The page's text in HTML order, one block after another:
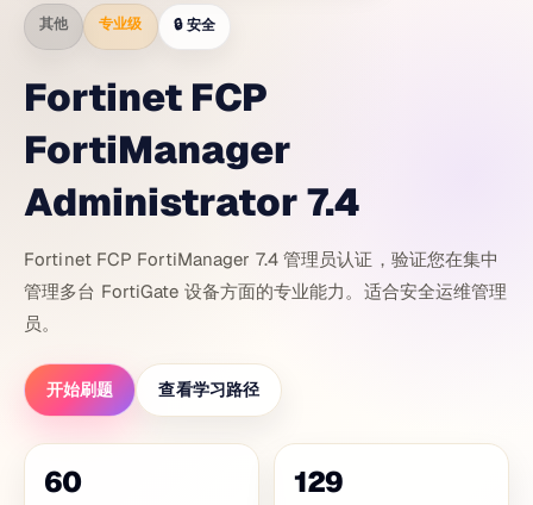
其他 专业级 🔒 安全
Fortinet FCP
FortiManager
Administrator 7.4
Fortinet FCP FortiManager 7.4 管理员认证，验证您在集中
管理多台 FortiGate 设备方面的专业能力。适合安全运维管理
员。
开始刷题 查看学习路径
60 129